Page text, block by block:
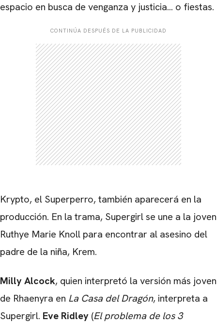
espacio en busca de venganza y justicia... o fiestas.
CONTINÚA DESPUÉS DE LA PUBLICIDAD
Krypto, el Superperro, también aparecerá en la
producción. En la trama, Supergirl se une a la joven
Ruthye Marie Knoll para encontrar al asesino del
padre de la niña, Krem.
Milly Alcock, quien interpretó la versión más joven
de Rhaenyra en La Casa del Dragón, interpreta a
Supergirl. Eve Ridley (El problema de los 3